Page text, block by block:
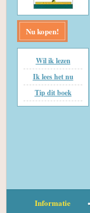
Nu kopen!
Wil ik lezen
Ik lees het nu
Tip dit boek
Informatie